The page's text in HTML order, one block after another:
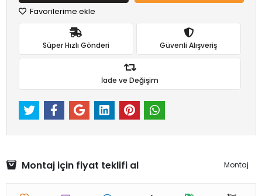
Favorilerime ekle
Süper Hızlı Gönderi Güvenli Alışveriş
İade ve Değişim
Montaj için fiyat teklifi al Montaj